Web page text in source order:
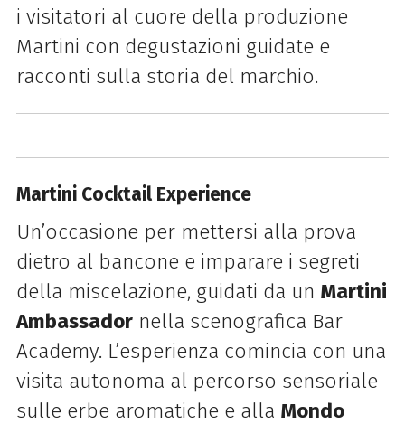
i visitatori al cuore della produzione
Martini con degustazioni guidate e
racconti sulla storia del marchio.
Martini Cocktail Experience
Un’occasione per mettersi alla prova
dietro al bancone e imparare i segreti
della miscelazione, guidati da un Martini
Ambassadornella scenografica Bar
Academy. L’esperienza comincia con una
visita autonoma al percorso sensoriale
sulle erbe aromatiche e alla Mondo